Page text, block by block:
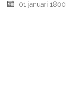
01 januari 1800